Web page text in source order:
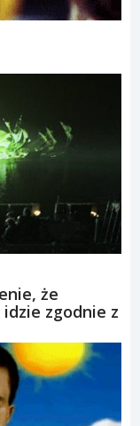
że
zgodnie z